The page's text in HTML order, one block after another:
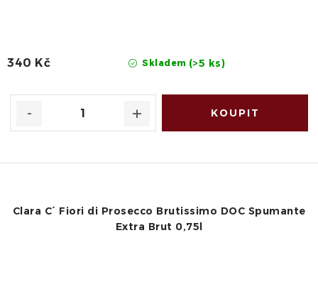
Skladem (>5 ks)
340 Kč
Clara C´ Fiori di Prosecco Brutissimo DOC Spumante
Extra Brut 0,75l